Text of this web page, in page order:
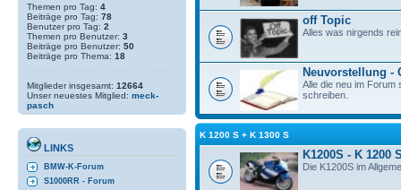
Themen pro Tag: 4
Beiträge pro Tag: 78
Benutzer pro Tag: 2
Themen pro Benutzer: 3
Beiträge pro Benutzer: 50
Beiträge pro Thema: 18
Mitglieder insgesamt: 12664
Unser neuestes Mitglied: meck-
pasch
LINKS
BMW-K-Forum
S1000RR - Forum
off Topic
Alles was nirgends
Neuvorstellung -
Alle die neu im Forum
schreiben.
K 1200 S + K 1300 S
K1200S - K 1200
Die K1200S im